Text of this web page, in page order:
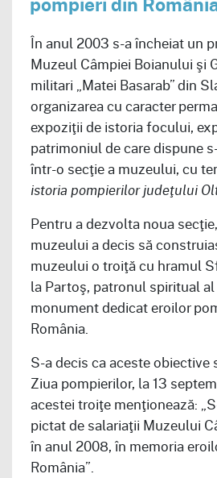
În anul 2003 s-a încheiat un
Muzeul Câmpiei Boianului şi
militari „Matei Basarab” din
organizarea cu caracter
expoziţii de istoria focului,
patrimoniul de care dispune
într-o secţie a muzeului, cu
istoria pompierilor judeţului
Pentru a dezvolta noua
muzeului a decis să
muzeului o troiţă cu hramul
la Partoş, patronul spiritual
monument dedicat eroilor
România.
S-a decis ca aceste
Ziua pompierilor, la 13
acestei troiţe menţionează:
pictat de salariaţii Muzeului
în anul 2008, în memoria
România”.